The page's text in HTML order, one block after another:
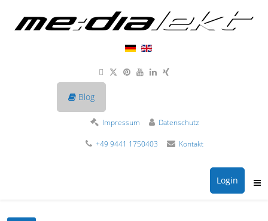
Blog
Impressum Datenschutz
+49 9441 1750403 Kontakt
Login